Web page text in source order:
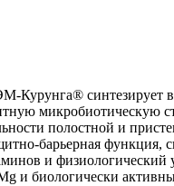
Курунга® синтезирует
микробиотическую
полостной и
барьерная функция,
и
и биологически